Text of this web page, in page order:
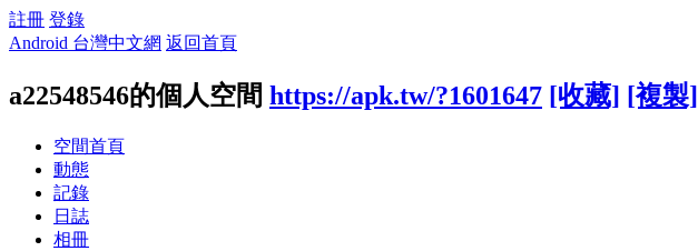
註冊 登錄
Android 台灣中文網 返回首頁
a22548546的個人空間 https://apk.tw/?1601647 [收藏] [複製]
空間首頁
動態
記錄
日誌
相冊